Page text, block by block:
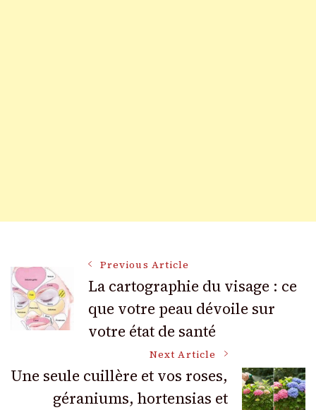
Post
Navigation
Previous Article
La cartographie du visage : ce
que votre peau dévoile sur
votre état de santé
Next Article
Une seule cuillère et vos roses,
géraniums, hortensias et